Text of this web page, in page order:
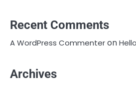
Recent Comments
A WordPress Commenteron
Archives